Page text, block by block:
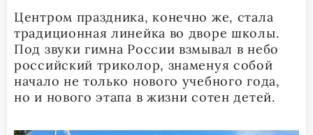
Центром праздника, конечно же, стала
традиционная линейка во дворе школы.
Под звуки гимна России взмывал в небо
российский триколор, знаменуя собой
начало не только нового учебного года,
но и нового этапа в жизни сотен детей.